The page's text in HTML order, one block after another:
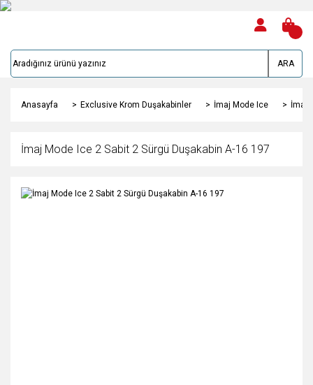
ARA
Anasayfa Exclusive Krom Duşakabinler İmaj Mode Ice İmaj
İmaj Mode Ice 2 Sabit 2 Sürgü Duşakabin A-16 197